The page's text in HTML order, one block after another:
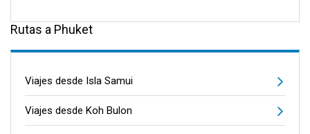
Rutas a Phuket
Viajes desde Isla Samui
Viajes desde Koh Bulon